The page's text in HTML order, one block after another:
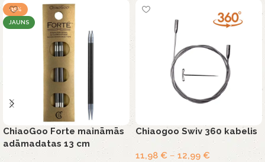
-15%
JAUNS
ChiaoGoo Forte maināmās
adāmadatas 13 cm
Chiaogoo Swiv 360 kabelis
11,98 € – 12,99 €